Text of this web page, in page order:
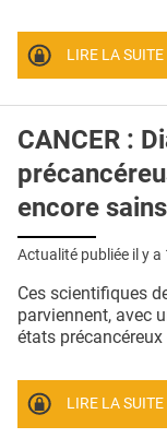
LIRE LA SUITE
CANCER :
encore
Actualité publiée il y a
Ces scientifiques
parviennent, avec
états
LIRE LA SUITE